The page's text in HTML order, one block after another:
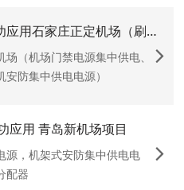
机架式电源成功应用石家庄正定机场（刷卡器电源、门禁电源、球机电源）
（机场门禁电源集中供电、
防集中供电电源）
应用 青岛新机场项目
源，机架式安防集中供电电
配器